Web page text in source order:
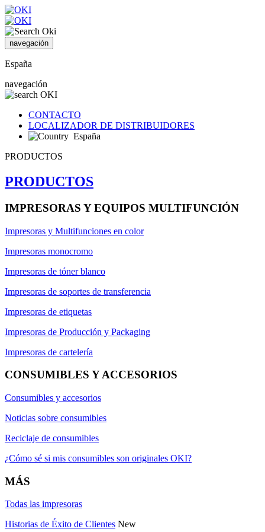
navegación
España
navegación
CONTACTO
LOCALIZADOR DE DISTRIBUIDORES
España
PRODUCTOS
PRODUCTOS
IMPRESORAS Y EQUIPOS MULTIFUNCIÓN
Impresoras y Multifunciones en color
Impresoras monocromo
Impresoras de tóner blanco
Impresoras de soportes de transferencia
Impresoras de etiquetas
Impresoras de Producción y Packaging
Impresoras de cartelería
CONSUMIBLES Y ACCESORIOS
Consumibles y accesorios
Noticias sobre consumibles
Reciclaje de consumibles
¿Cómo sé si mis consumibles son originales OKI?
MÁS
Todas las impresoras
Historias de Éxito de Clientes New